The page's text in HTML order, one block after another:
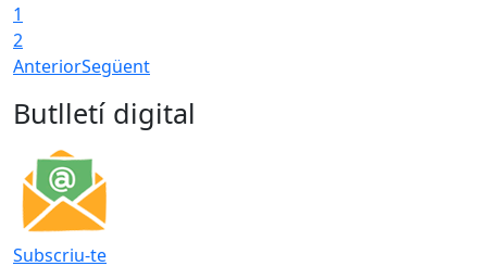
1
2
AnteriorSegüent
Butlletí digital
Subscriu-te